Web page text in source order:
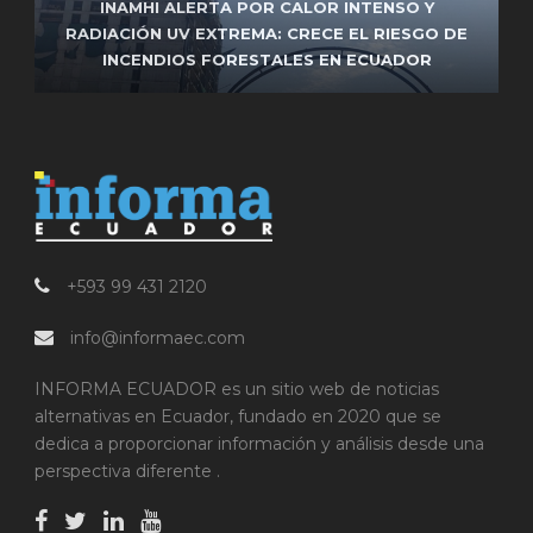
INAMHI ALERTA POR CALOR INTENSO Y
RADIACIÓN UV EXTREMA: CRECE EL RIESGO DE
INCENDIOS FORESTALES EN ECUADOR
FUNCIONARIO DEL MUNICIPIO DE MANTA FUE
ASESINADO EN ATAQUE ARMADO
FRENTE DE IZQUIERDA ENCABEZADO POR
UNIDAD POPULAR RESPALDARÁ LA REELECCIÓN
DE PABEL MUÑOZ EN QUITO
+593 99 431 2120
info@informaec.com
INFORMA ECUADOR es un sitio web de noticias
alternativas en Ecuador, fundado en 2020 que se
dedica a proporcionar información y análisis desde una
perspectiva diferente .